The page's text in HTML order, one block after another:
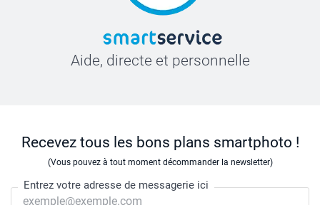
Aide, directe et personnelle
Recevez tous les bons plans smartphoto !
(Vous pouvez à tout moment décommander la newsletter)
Entrez votre adresse de messagerie ici